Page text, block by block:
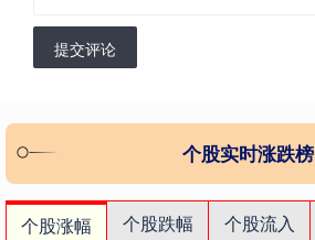
提交评论
个股实时涨跌榜
个股涨幅 个股跌幅 个股流入